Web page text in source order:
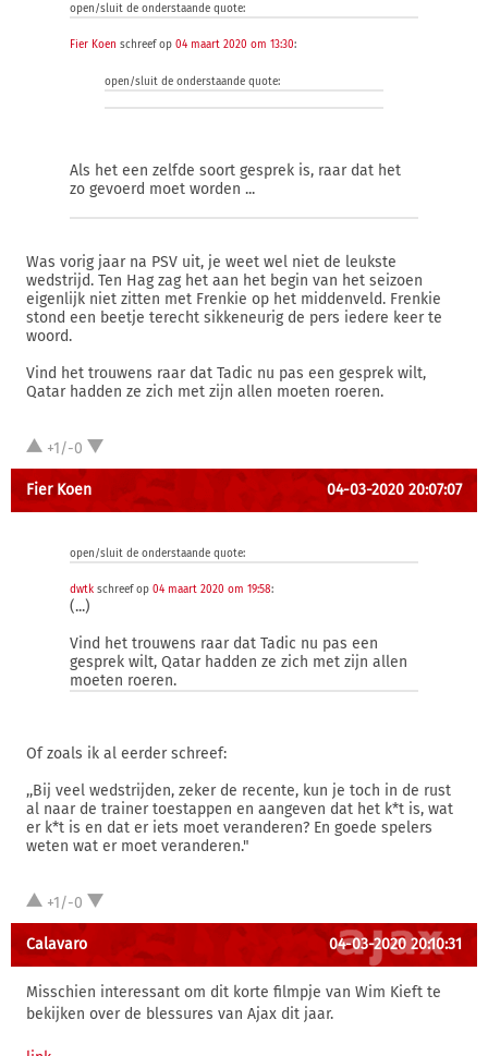
open/sluit de onderstaande quote:
Fier Koen schreef op 04 maart 2020 om 13:30:
open/sluit de onderstaande quote:
Als het een zelfde soort gesprek is, raar dat het
zo gevoerd moet worden ...
Was vorig jaar na PSV uit, je weet wel niet de leukste
wedstrijd. Ten Hag zag het aan het begin van het seizoen
eigenlijk niet zitten met Frenkie op het middenveld. Frenkie
stond een beetje terecht sikkeneurig de pers iedere keer te
woord.
Vind het trouwens raar dat Tadic nu pas een gesprek wilt,
Qatar hadden ze zich met zijn allen moeten roeren.
+1/-0
Fier Koen 04-03-2020 20:07:07
open/sluit de onderstaande quote:
dwtk schreef op 04 maart 2020 om 19:58:
(...)
Vind het trouwens raar dat Tadic nu pas een
gesprek wilt, Qatar hadden ze zich met zijn allen
moeten roeren.
Of zoals ik al eerder schreef:
,,Bij veel wedstrijden, zeker de recente, kun je toch in de rust
al naar de trainer toestappen en aangeven dat het k*t is, wat
er k*t is en dat er iets moet veranderen? En goede spelers
weten wat er moet veranderen."
+1/-0
Calavaro 04-03-2020 20:10:31
Misschien interessant om dit korte filmpje van Wim Kieft te
bekijken over de blessures van Ajax dit jaar.